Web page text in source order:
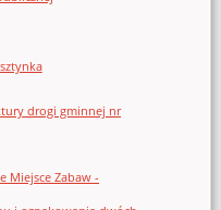
drogi gminnej nr
Miejsce Zabaw -